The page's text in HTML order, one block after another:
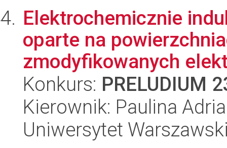
Elektrochemicznie
oparte na
zmodyfikowanych
Konkurs: PRELUDIUM
Kierownik: Paulina
Uniwersytet